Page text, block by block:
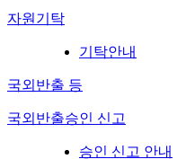
자원기탁
기탁안내
국외반출 등
국외반출승인 신고
승인 신고 안내